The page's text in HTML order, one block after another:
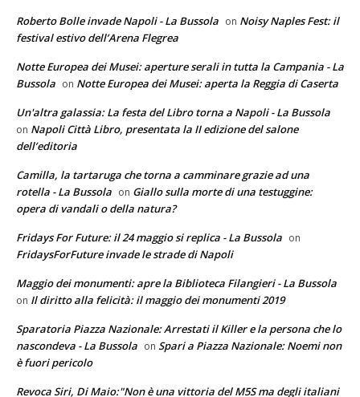
Roberto Bolle invade Napoli - La Bussola on Noisy Naples Fest: il
festival estivo dell’Arena Flegrea
Notte Europea dei Musei: aperture serali in tutta la Campania - La
Bussola on Notte Europea dei Musei: aperta la Reggia di Caserta
Un'altra galassia: La festa del Libro torna a Napoli - La Bussola
on Napoli Città Libro, presentata la II edizione del salone
dell’editoria
Camilla, la tartaruga che torna a camminare grazie ad una
rotella - La Bussola on Giallo sulla morte di una testuggine:
opera di vandali o della natura?
Fridays For Future: il 24 maggio si replica - La Bussola on
FridaysForFuture invade le strade di Napoli
Maggio dei monumenti: apre la Biblioteca Filangieri - La Bussola
on Il diritto alla felicità: il maggio dei monumenti 2019
Sparatoria Piazza Nazionale: Arrestati il Killer e la persona che lo
nascondeva - La Bussola on Spari a Piazza Nazionale: Noemi non
è fuori pericolo
Revoca Siri, Di Maio:"Non è una vittoria del M5S ma degli italiani